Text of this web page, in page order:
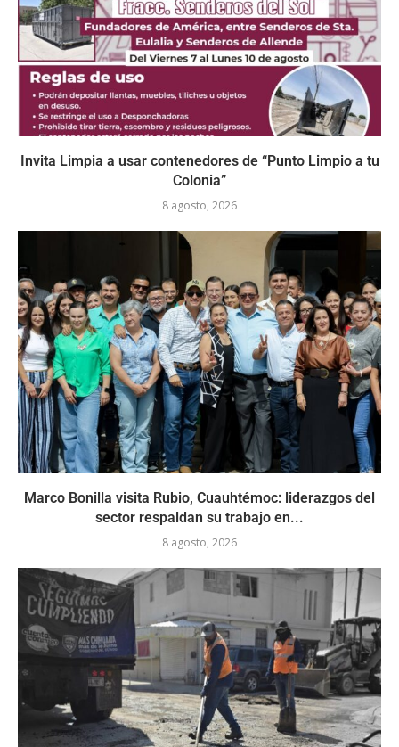
Invita Limpia a usar contenedores de “Punto Limpio a tu
Colonia”
8 agosto, 2026
Marco Bonilla visita Rubio, Cuauhtémoc: liderazgos del
sector respaldan su trabajo en...
8 agosto, 2026